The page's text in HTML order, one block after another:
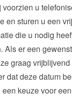
voorzien u
en sturen u een
die u nodig
Als er een
graag
dat deze datum
een keuze voor